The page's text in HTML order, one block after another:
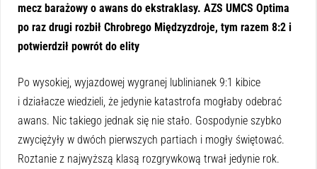
mecz barażowy o awans do ekstraklasy. AZS UMCS Optima
po raz drugi rozbił Chrobrego Międzyzdroje, tym razem 8:2 i
potwierdził powrót do elity
Po wysokiej, wyjazdowej wygranej lublinianek 9:1 kibice
i działacze wiedzieli, że jedynie katastrofa mogłaby odebrać
awans. Nic takiego jednak się nie stało. Gospodynie szybko
zwyciężyły w dwóch pierwszych partiach i mogły świętować.
Roztanie z najwyższą klasą rozgrywkową trwał jedynie rok.